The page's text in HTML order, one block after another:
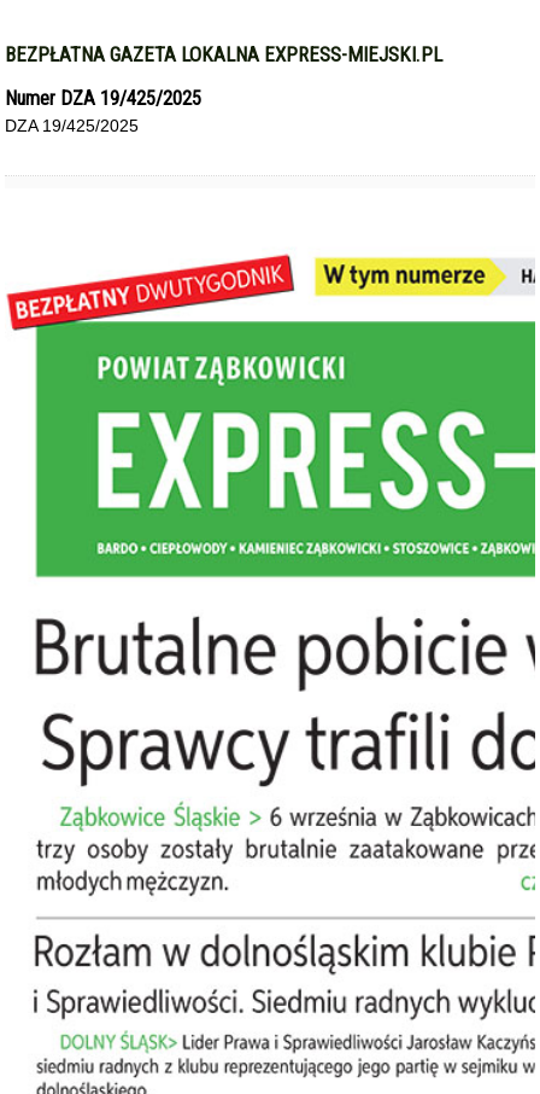
BEZPŁATNA GAZETA LOKALNA EXPRESS-MIEJSKI.PL
Numer DZA 19/425/2025
DZA 19/425/2025